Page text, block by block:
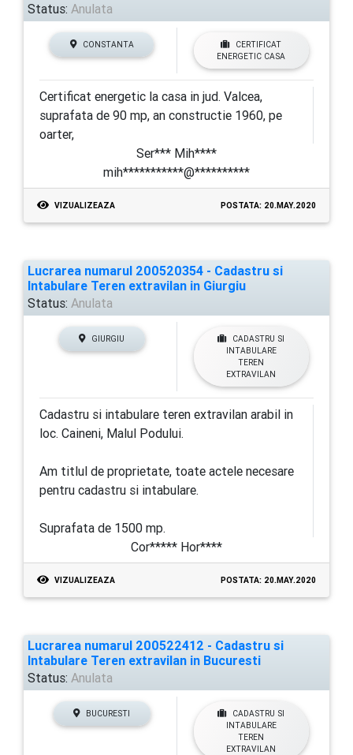
Status: Anulata
CONSTANTA
CERTIFICAT
ENERGETIC CASA
Certificat energetic la casa in jud. Valcea,
suprafata de 90 mp, an constructie 1960, pe
oarter,
Ser*** Mih****
mih***********@**********
VIZUALIZEAZA POSTATA: 20.MAY.2020
Lucrarea numarul 200520354 - Cadastru si
Intabulare Teren extravilan in Giurgiu
Status: Anulata
GIURGIU
CADASTRU SI
INTABULARE
TEREN
EXTRAVILAN
Cadastru si intabulare teren extravilan arabil in
loc. Caineni, Malul Podului.
Am titlul de proprietate, toate actele necesare
pentru cadastru si intabulare.
Suprafata de 1500 mp.
Cor***** Hor****
VIZUALIZEAZA POSTATA: 20.MAY.2020
Lucrarea numarul 200522412 - Cadastru si
Intabulare Teren extravilan in Bucuresti
Status: Anulata
BUCURESTI
CADASTRU SI
INTABULARE
TEREN
EXTRAVILAN